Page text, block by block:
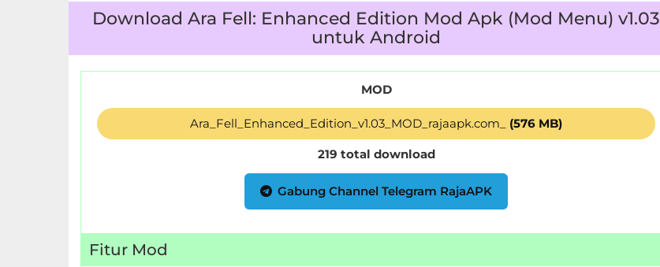
Medical
Download Ara Fell: Enhanced Edition Mod Apk (Mod Menu) v1.03
untuk Android
MOD
Ara_Fell_Enhanced_Edition_v1.03_MOD_rajaapk.com_ (576 MB)
219 total download
Gabung Channel Telegram RajaAPK
Fitur Mod